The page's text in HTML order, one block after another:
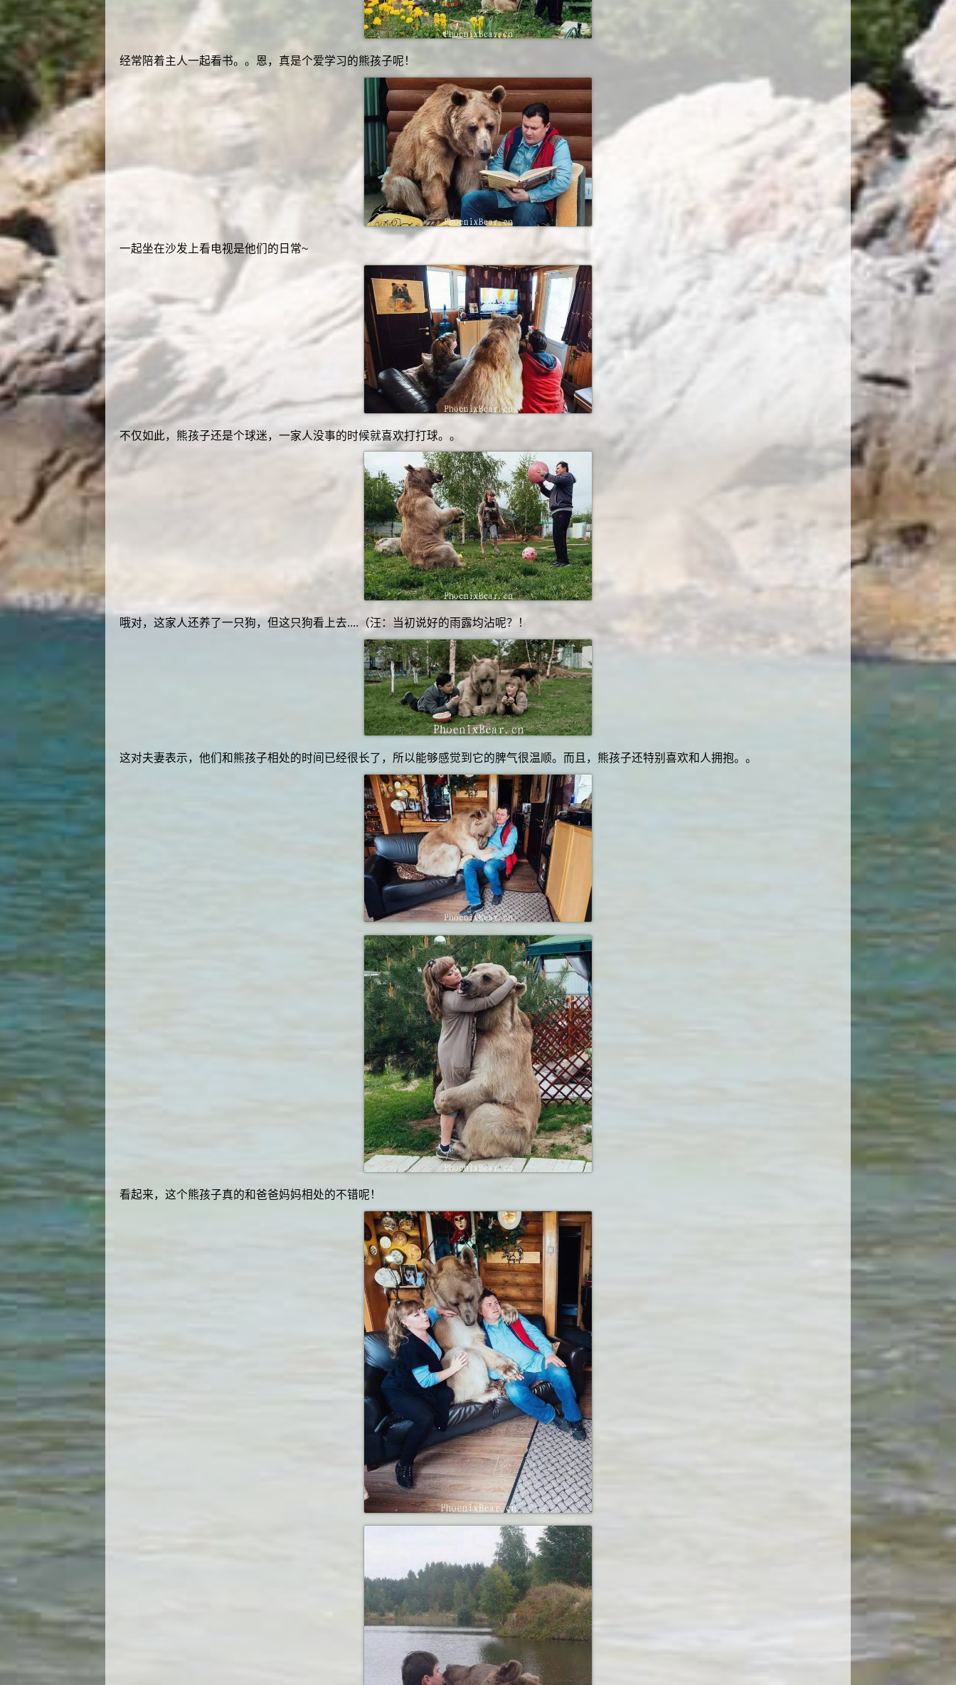
经常陪着主人一起看书。。恩，真是个爱学习的熊孩子呢！
一起坐在沙发上看电视是他们的日常~
不仅如此，熊孩子还是个球迷，一家人没事的时候就喜欢打打球。。
哦对，这家人还养了一只狗，但这只狗看上去....（汪：当初说好的雨露均沾呢？！
这对夫妻表示，他们和熊孩子相处的时间已经很长了，所以能够感觉到它的脾气很温顺。而且，熊孩子还特别喜欢和人拥抱。。
看起来，这个熊孩子真的和爸爸妈妈相处的不错呢！